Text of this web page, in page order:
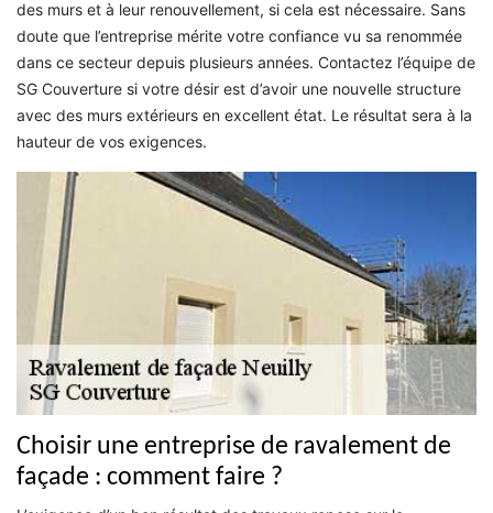
des murs et à leur renouvellement, si cela est nécessaire. Sans
doute que l’entreprise mérite votre confiance vu sa renommée
dans ce secteur depuis plusieurs années. Contactez l’équipe de
SG Couverture si votre désir est d’avoir une nouvelle structure
avec des murs extérieurs en excellent état. Le résultat sera à la
hauteur de vos exigences.
Choisir une entreprise de ravalement de
façade : comment faire ?